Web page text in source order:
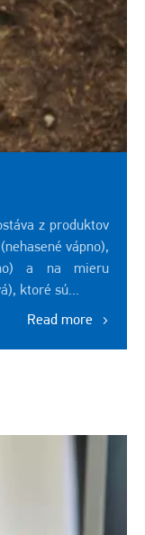
z produktov
vápno),
a na mieru
ktoré sú...
Read more